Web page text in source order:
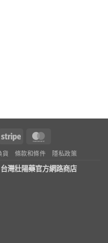
Stripe
貨 條款和條件 隱私政策
灣壯陽藥官方網路商店